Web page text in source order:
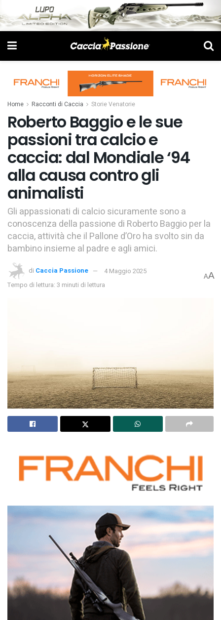
Home Racconti di Caccia Storie Venatorie
Roberto Baggio e le sue
passioni tra calcio e
caccia: dal Mondiale ‘94
alla causa contro gli
animalisti
Gli appassionati di calcio sicuramente sono a
conoscenza della passione di Roberto Baggio per la
caccia, attività che il Pallone d’Oro ha svolto sin da
bambino insieme al padre e agli amici.
di Caccia Passione
4 Maggio 2025
Tempo di lettura: 3 minuti di lettura
AA